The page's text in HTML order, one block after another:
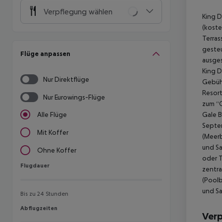
Verpflegung wählen
Flüge anpassen
Nur Direktflüge
Nur Eurowings-Flüge
Alle Flüge
Mit Koffer
Ohne Koffer
Flugdauer
Flugdauer
Bis zu 24 Stunden
Abflugzeiten
Abflugzeiten
King
King
zum
Gale
und
oder
und